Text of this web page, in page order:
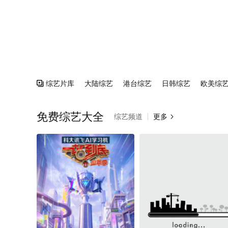
 综艺片库 大陆综艺 港台综艺 日韩综艺 欧美综
免费综艺大全 综艺频道 更多 